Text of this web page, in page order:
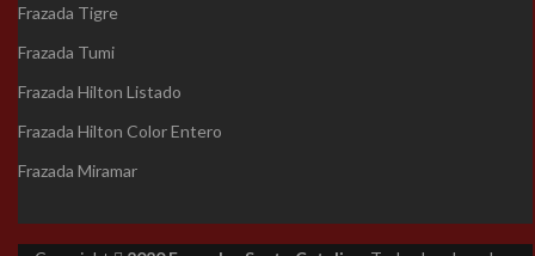
Frazada Tigre
Frazada Tumi
Frazada Hilton Listado
Frazada Hilton Color Entero
Frazada Miramar